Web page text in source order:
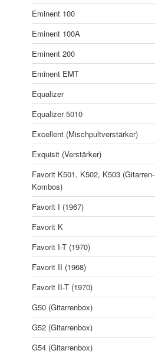
Eminent 100
Eminent 100A
Eminent 200
Eminent EMT
Equalizer
Equalizer 5010
Excellent (Mischpultverstärker)
Exquisit (Verstärker)
Favorit K501, K502, K503 (Gitarren-
Kombos)
Favorit I (1967)
Favorit K
Favorit I-T (1970)
Favorit II (1968)
Favorit II-T (1970)
G50 (Gitarrenbox)
G52 (Gitarrenbox)
G54 (Gitarrenbox)